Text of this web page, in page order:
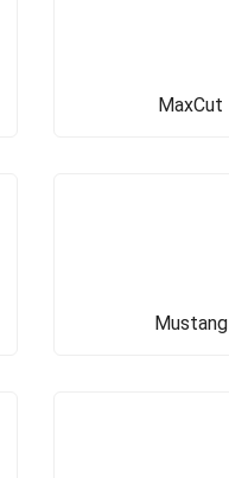
MaxCut
Mustang